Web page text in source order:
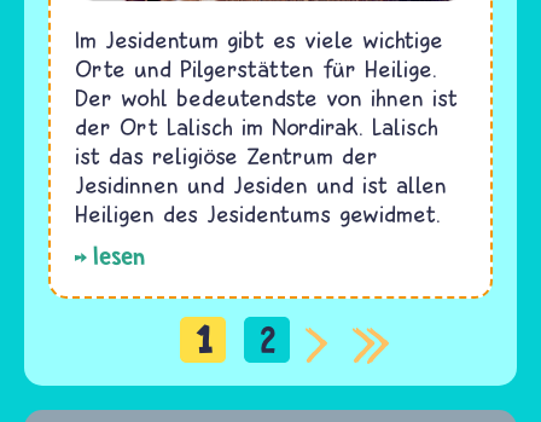
Im Jesidentum gibt es viele wichtige
Orte und Pilgerstätten für Heilige.
Der wohl bedeutendste von ihnen ist
der Ort Lalisch im Nordirak. Lalisch
ist das religiöse Zentrum der
Jesidinnen und Jesiden und ist allen
Heiligen des Jesidentums gewidmet.
lesen
Seitennummerierung
1 2